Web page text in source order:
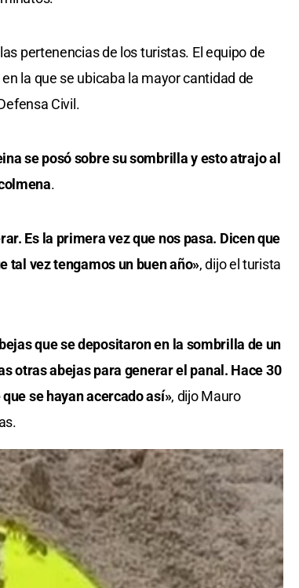
pertenencias de los turistas. El equipo de
la que se ubicaba la mayor cantidad de
Civil.
se posó sobre su sombrilla y esto atrajo al
.
Es la primera vez que nos pasa. Dicen que
tal vez tengamos un buen año», dijo el turista
que se depositaron en la sombrilla de un
otras abejas para generar el panal. Hace 30
se hayan acercado así», dijo Mauro